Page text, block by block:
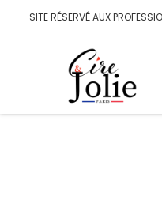
SITE RÉSERVÉ AUX